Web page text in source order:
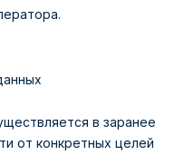
в заранее
от конкретных целей